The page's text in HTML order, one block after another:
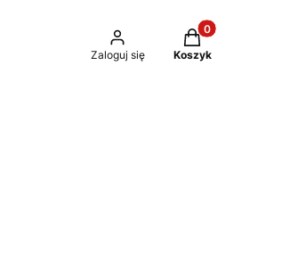
Zaloguj się
Produkty w
Koszyk